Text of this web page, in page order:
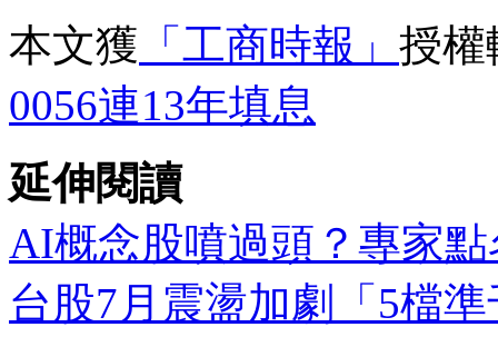
本文獲 「工商時報」 授權
0056連13年填息
延伸閱讀
AI概念股噴過頭？專家
台股7月震盪加劇「5檔